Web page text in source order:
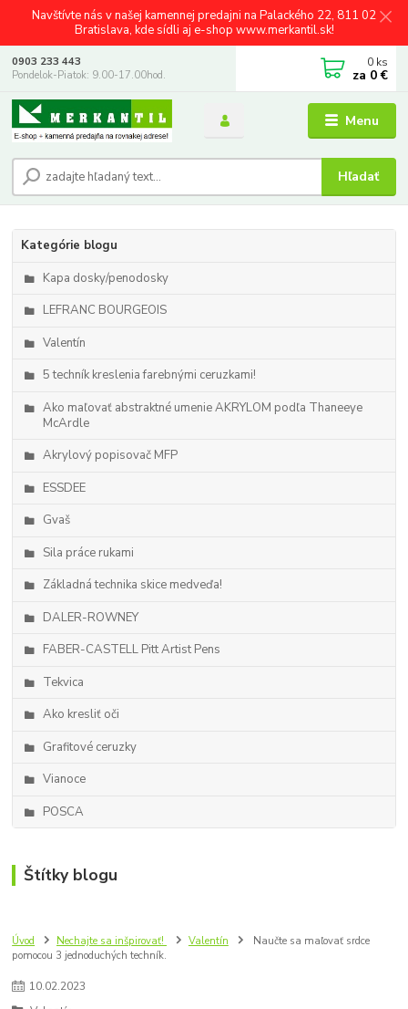
Navštívte nás v našej kamennej predajni na Palackého 22, 811 02
Bratislava, kde sídli aj e-shop www.merkantil.sk!
Menu
Hľadať
0903 233 443
Pondelok-Piatok: 9.00-17.00hod.
0 ks
za 0 €
Kategórie blogu
Kapa dosky/penodosky
LEFRANC BOURGEOIS
Valentín
5 techník kreslenia farebnými ceruzkami!
Ako maľovať abstraktné umenie AKRYLOM podľa Thaneeye
McArdle
Akrylový popisovač MFP
ESSDEE
Gvaš
Sila práce rukami
Základná technika skice medveďa!
DALER-ROWNEY
FABER-CASTELL Pitt Artist Pens
Tekvica
Ako kresliť oči
Grafitové ceruzky
Vianoce
POSCA
Štítky blogu
Úvod Nechajte sa inšpirovať! Valentín
Naučte sa maľovať srdce
pomocou 3 jednoduchých techník.
10.02.2023